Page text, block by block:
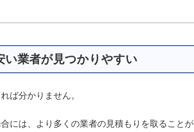
い業者が見つかりやすい
ば分かりません。
には、より多くの業者の見積もりを取ることが